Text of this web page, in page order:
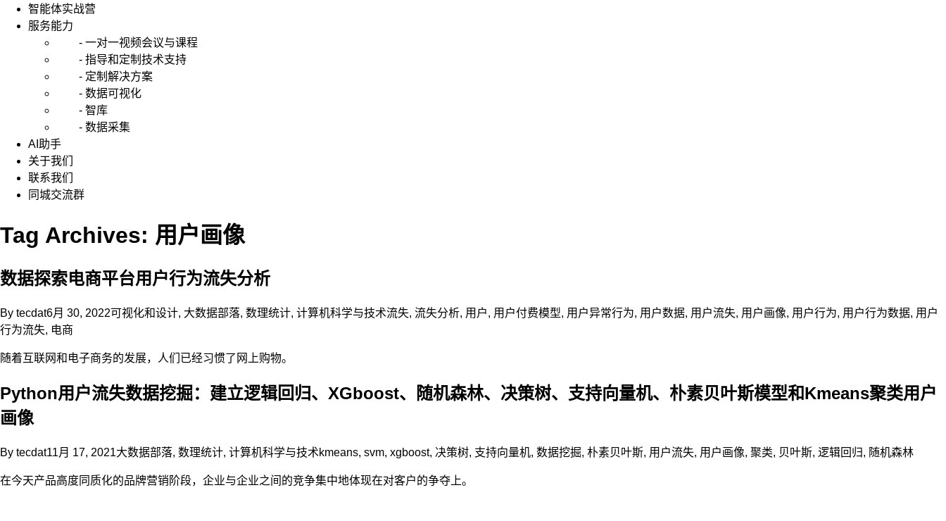
智能体实战营
服务能力
- 一对一视频会议与课程
- 指导和定制技术支持
- 定制解决方案
- 数据可视化
- 智库
- 数据采集
AI助手
关于我们
联系我们
同城交流群
Tag Archives: 用户画像
数据探索电商平台用户行为流失分析
By tecdat6月 30, 2022可视化和设计, 大数据部落, 数理统计, 计算机科学与技术流失, 流失分析, 用户, 用户付费模型, 用户异常行为, 用户数据, 用户流失, 用户画像, 用户行为, 用户行为数据, 用户
行为流失, 电商
随着互联网和电子商务的发展，人们已经习惯了网上购物。
Python用户流失数据挖掘：建立逻辑回归、XGboost、随机森林、决策树、支持向量机、朴素贝叶斯模型和Kmeans聚类用户
画像
By tecdat11月 17, 2021大数据部落, 数理统计, 计算机科学与技术kmeans, svm, xgboost, 决策树, 支持向量机, 数据挖掘, 朴素贝叶斯, 用户流失, 用户画像, 聚类, 贝叶斯, 逻辑回归, 随机森林
在今天产品高度同质化的品牌营销阶段，企业与企业之间的竞争集中地体现在对客户的争夺上。